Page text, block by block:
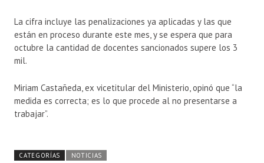
La cifra incluye las penalizaciones ya aplicadas y las que
están en proceso durante este mes, y se espera que para
octubre la cantidad de docentes sancionados supere los 3
mil.
Miriam Castañeda, ex vicetitular del Ministerio, opinó que “la
medida es correcta; es lo que procede al no presentarse a
trabajar”.
CATEGORÍAS NOTICIAS